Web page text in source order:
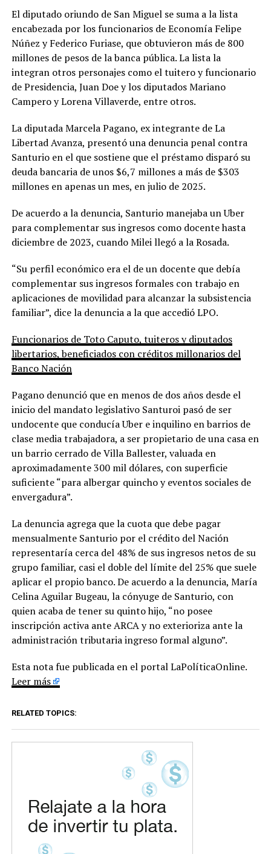
El diputado oriundo de San Miguel se suma a la lista
encabezada por los funcionarios de Economía Felipe
Núñez y Federico Furiase, que obtuvieron más de 800
millones de pesos de la banca pública. La lista la
integran otros personajes como el tuitero y funcionario
de Presidencia, Juan Doe y los diputados Mariano
Campero y Lorena Villaverde, entre otros.
La diputada Marcela Pagano, ex integrante de La
Libertad Avanza, presentó una denuncia penal contra
Santurio en el que sostiene que el préstamo disparó su
deuda bancaria de unos $6,7 millones a más de $303
millones en apenas un mes, en julio de 2025.
De acuerdo a la denuncia, Santurio manejaba un Uber
para complementar sus ingresos como docente hasta
diciembre de 2023, cuando Milei llegó a la Rosada.
“Su perfil económico era el de un docente que debía
complementar sus ingresos formales con trabajo en
aplicaciones de movilidad para alcanzar la subsistencia
familiar”, dice la denuncia a la que accedió LPO.
Funcionarios de Toto Caputo, tuiteros y diputados
libertarios, beneficiados con créditos millonarios del
Banco Nación
Pagano denunció que en menos de dos años desde el
inicio del mandato legislativo Santuroi pasó de ser
undocente que conducía Uber e inquilino en barrios de
clase media trabajadora, a ser propietario de una casa en
un barrio cerrado de Villa Ballester, valuada en
aproximadamente 300 mil dólares, con superficie
suficiente “para albergar quincho y eventos sociales de
envergadura”.
La denuncia agrega que la cuota que debe pagar
mensualmente Santurio por el crédito del Nación
representaría cerca del 48% de sus ingresos netos de su
grupo familiar, casi el doble del límite del 25% que suele
aplicar el propio banco. De acuerdo a la denuncia, María
Celina Aguilar Bugeau, la cónyuge de Santurio, con
quien acaba de tener su quinto hijo, “no posee
inscripción activa ante ARCA y no exterioriza ante la
administración tributaria ingreso formal alguno”.
Esta nota fue publicada en el portal LaPolíticaOnline.
Leer más
RELATED TOPICS: